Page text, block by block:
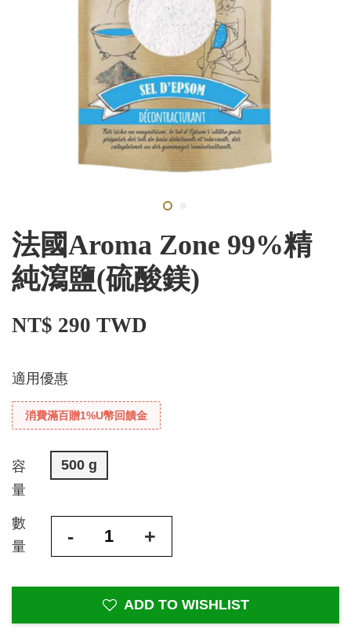
法國Aroma Zone 99%精
純瀉鹽(硫酸鎂)
NT$ 290 TWD
適用優惠
消費滿百贈1%U幣回饋金
容
量
500 g
數
量
- +
ADD TO WISHLIST